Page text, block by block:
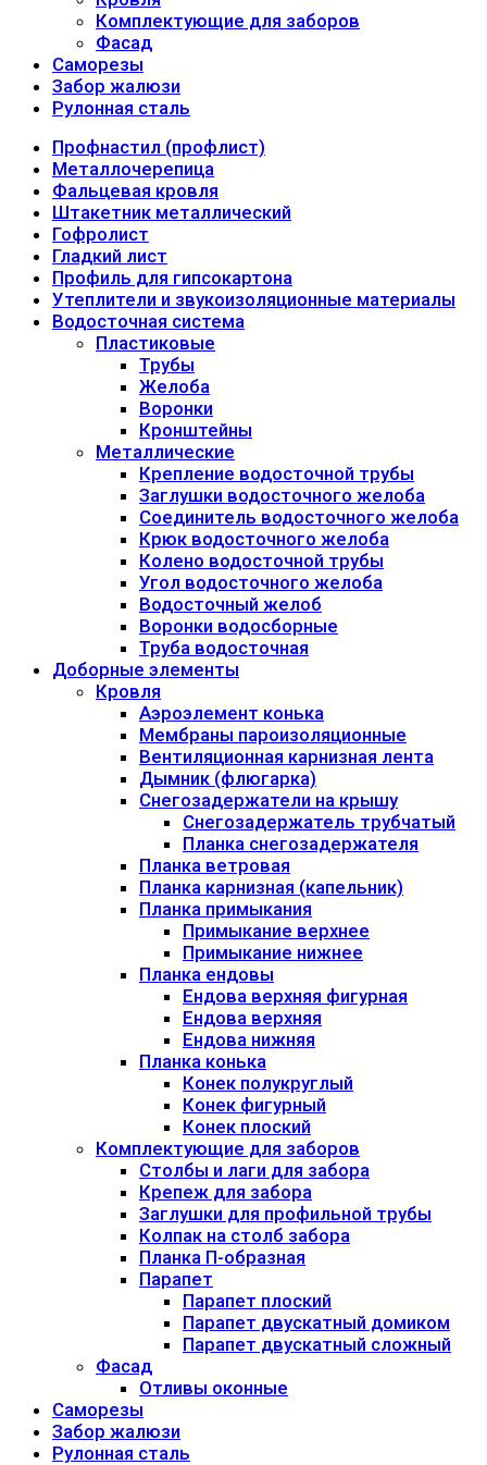
Комплектующие для заборов
Фасад
Саморезы
Забор жалюзи
Рулонная сталь
Профнастил (профлист)
Металлочерепица
Фальцевая кровля
Штакетник металлический
Гофролист
Гладкий лист
Профиль для гипсокартона
Утеплители и звукоизоляционные материалы
Водосточная система
Пластиковые
Трубы
Желоба
Воронки
Кронштейны
Металлические
Крепление водосточной трубы
Заглушки водосточного желоба
Соединитель водосточного желоба
Крюк водосточного желоба
Колено водосточной трубы
Угол водосточного желоба
Водосточный желоб
Воронки водосборные
Труба водосточная
Доборные элементы
Кровля
Аэроэлемент конька
Мембраны пароизоляционные
Вентиляционная карнизная лента
Дымник (флюгарка)
Снегозадержатели на крышу
Снегозадержатель трубчатый
Планка снегозадержателя
Планка ветровая
Планка карнизная (капельник)
Планка примыкания
Примыкание верхнее
Примыкание нижнее
Планка ендовы
Ендова верхняя фигурная
Ендова верхняя
Ендова нижняя
Планка конька
Конек полукруглый
Конек фигурный
Конек плоский
Комплектующие для заборов
Столбы и лаги для забора
Крепеж для забора
Заглушки для профильной трубы
Колпак на столб забора
Планка П-образная
Парапет
Парапет плоский
Парапет двускатный домиком
Парапет двускатный сложный
Фасад
Отливы оконные
Саморезы
Забор жалюзи
Рулонная сталь